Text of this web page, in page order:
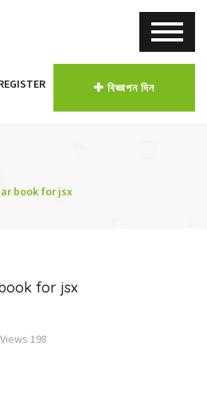
বিজ্ঞাপন দিন
book for jsx
for jsx
Views 198